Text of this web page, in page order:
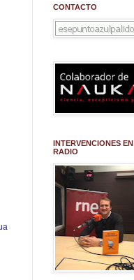
CONTACTO
INTERVENCIONES EN
RADIO